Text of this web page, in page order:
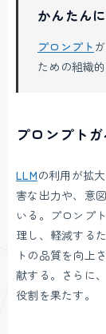
かんたん
プロンプト
ための組織
プロンプト
LLMの利用が拡
害な出力や、意
いる。プロンプ
理し、軽減する
トの品質を向上
献する。さらに
役割を果たす。